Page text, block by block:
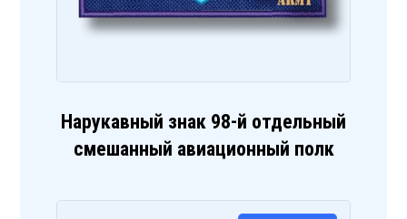
Нарукавный знак 98-й отдельный
смешанный авиационный полк